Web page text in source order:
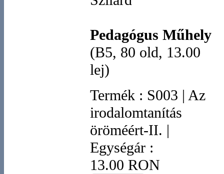
Pedagógus Műhely
(B5, 80 old, 13.00
lej)
Termék : S003 | Az
irodalomtanítás
öröméért-II. |
Egységár :
13.00 RON